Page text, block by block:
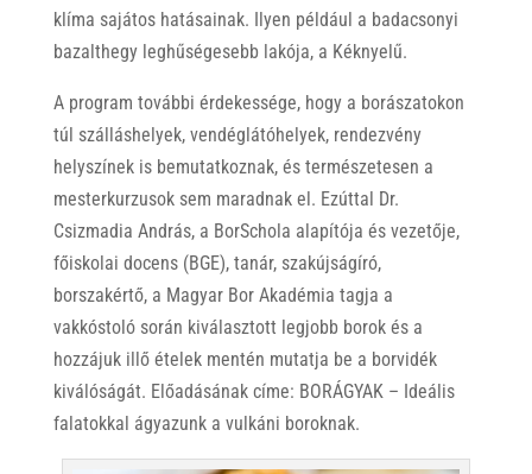
klíma sajátos hatásainak. Ilyen például a badacsonyi
bazalthegy leghűségesebb lakója, a Kéknyelű.
A program további érdekessége, hogy a borászatokon
túl szálláshelyek, vendéglátóhelyek, rendezvény
helyszínek is bemutatkoznak, és természetesen a
mesterkurzusok sem maradnak el. Ezúttal Dr.
Csizmadia András, a BorSchola alapítója és vezetője,
főiskolai docens (BGE), tanár, szakújságíró,
borszakértő, a Magyar Bor Akadémia tagja a
vakkóstoló során kiválasztott legjobb borok és a
hozzájuk illő ételek mentén mutatja be a borvidék
kiválóságát. Előadásának címe: BORÁGYAK – Ideális
falatokkal ágyazunk a vulkáni boroknak.